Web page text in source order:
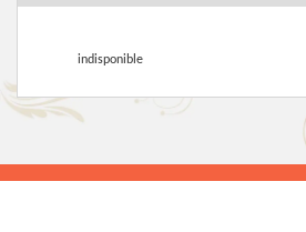
indisponible